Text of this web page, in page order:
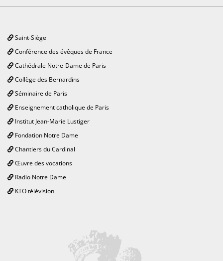
Saint-Siège
Conférence des évêques de France
Cathédrale Notre-Dame de Paris
Collège des Bernardins
Séminaire de Paris
Enseignement catholique de Paris
Institut Jean-Marie Lustiger
Fondation Notre Dame
Chantiers du Cardinal
Œuvre des vocations
Radio Notre Dame
KTO télévision